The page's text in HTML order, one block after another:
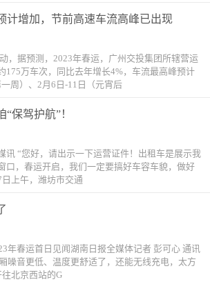
计增加，节前高速车流高峰已出现
，据预测，2023年春运，广州交投集团所辖营运
175万车次，同比去年增长4%，车流最高峰预计
周）、2月6日-11日（元宵后
保驾护航”！
“您好，请出示一下运营证件！出租车是展示我
口，春运开启，我们一定要搞好车容车貌，做好
上午，潍坊市交通
春运首日见闻湖南日报全媒体记者 彭可心 通讯
噪音更低、温度更舒适了，还能无线充电，太方
北京西站的G